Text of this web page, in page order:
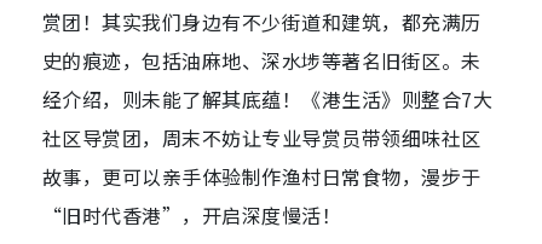
赏团！其实我们身边有不少街道和建筑，都充满历
史的痕迹，包括油麻地、深水埗等著名旧街区。未
经介绍，则未能了解其底蕴！《港生活》则整合7大
社区导赏团，周末不妨让专业导赏员带领细味社区
故事，更可以亲手体验制作渔村日常食物，漫步于
“旧时代香港”，开启深度慢活！